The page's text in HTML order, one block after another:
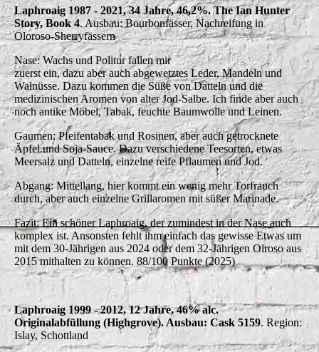
Laphroaig 1987 - 2021, 34 Jahre, 46,2%. The Ian Hunter
Story, Book 4. Ausbau: Bourbonfässer, Nachreifung in
Oloroso-Sherryfässern
Nase: Wachs und Politur fallen mir
zuerst ein, dazu aber auch abgewetztes Leder, Mandeln und
Walnüsse. Dazu kommen die Süße von Datteln und die
medizinischen Aromen von alter Jod-Salbe. Ich finde aber auch
noch antike Möbel, Tabak, feuchte Baumwolle und Leinen.
Gaumen: Pfeifentabak und Rosinen, aber auch getrocknete
Äpfel.und Soja-Sauce. Dazu verschiedene Teesorten, etwas
Meersalz und Datteln, einzelne reife Pflaumen und Jod.
Abgang: Mittellang, hier kommt ein wenig mehr Torfrauch
durch, aber auch einzelne Grillaromen mit süßer Marinade.
Fazit: Ein schöner Laphroaig, der zumindest in der Nase auch
komplex ist. Ansonsten fehlt ihm einfach das gewisse Etwas um
mit dem 30-Jährigen aus 2024 oder dem 32-Jährigen Olroso aus
2015 mithalten zu können. 88/100 Punkte (2025)
Laphroaig 1999 - 2012, 12 Jahre, 46% alc.
Originalabfüllung (Highgrove). Ausbau: Cask 5159. Region:
Islay, Schottland